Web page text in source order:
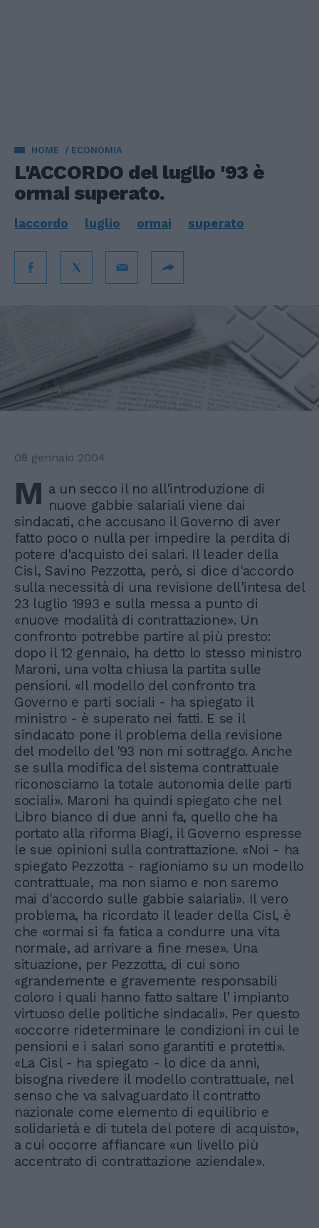
HOME ECONOMIA
L'ACCORDO del luglio '93 è
ormai superato.
laccordo luglio ormai superato
08 gennaio 2004
M a un secco il no all'introduzione di
nuove gabbie salariali viene dai
sindacati, che accusano il Governo di aver
fatto poco o nulla per impedire la perdita di
potere d'acquisto dei salari. Il leader della
Cisl, Savino Pezzotta, però, si dice d'accordo
sulla necessità di una revisione dell'intesa del
23 luglio 1993 e sulla messa a punto di
«nuove modalità di contrattazione». Un
confronto potrebbe partire al più presto:
dopo il 12 gennaio, ha detto lo stesso ministro
Maroni, una volta chiusa la partita sulle
pensioni. «Il modello del confronto tra
Governo e parti sociali - ha spiegato il
ministro - è superato nei fatti. E se il
sindacato pone il problema della revisione
del modello del '93 non mi sottraggo. Anche
se sulla modifica del sistema contrattuale
riconosciamo la totale autonomia delle parti
sociali». Maroni ha quindi spiegato che nel
Libro bianco di due anni fa, quello che ha
portato alla riforma Biagi, il Governo espresse
le sue opinioni sulla contrattazione. «Noi - ha
spiegato Pezzotta - ragioniamo su un modello
contrattuale, ma non siamo e non saremo
mai d'accordo sulle gabbie salariali». Il vero
problema, ha ricordato il leader della Cisl, è
che «ormai si fa fatica a condurre una vita
normale, ad arrivare a fine mese». Una
situazione, per Pezzotta, di cui sono
«grandemente e gravemente responsabili
coloro i quali hanno fatto saltare l' impianto
virtuoso delle politiche sindacali». Per questo
«occorre rideterminare le condizioni in cui le
pensioni e i salari sono garantiti e protetti».
«La Cisl - ha spiegato - lo dice da anni,
bisogna rivedere il modello contrattuale, nel
senso che va salvaguardato il contratto
nazionale come elemento di equilibrio e
solidarietà e di tutela del potere di acquisto»,
a cui occorre affiancare «un livello più
accentrato di contrattazione aziendale».